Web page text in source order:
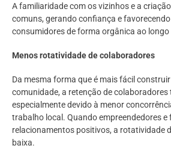
A familiaridade com os vizinhos e a
comuns, gerando confiança e
consumidores de forma orgânica ao longo
Menos rotatividade de colaboradores
Da mesma forma que é mais fácil
comunidade, a retenção de
especialmente devido à menor
trabalho local. Quando empreendedores
relacionamentos positivos, a rotatividade
baixa.